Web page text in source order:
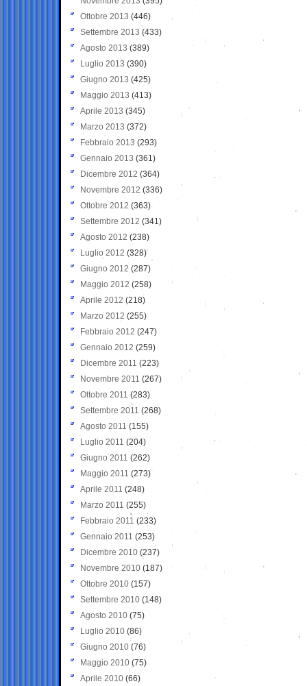
Ottobre 2013 (446)
Settembre 2013 (433)
Agosto 2013 (389)
Luglio 2013 (390)
Giugno 2013 (425)
Maggio 2013 (413)
Aprile 2013 (345)
Marzo 2013 (372)
Febbraio 2013 (293)
Gennaio 2013 (361)
Dicembre 2012 (364)
Novembre 2012 (336)
Ottobre 2012 (363)
Settembre 2012 (341)
Agosto 2012 (238)
Luglio 2012 (328)
Giugno 2012 (287)
Maggio 2012 (258)
Aprile 2012 (218)
Marzo 2012 (255)
Febbraio 2012 (247)
Gennaio 2012 (259)
Dicembre 2011 (223)
Novembre 2011 (267)
Ottobre 2011 (283)
Settembre 2011 (268)
Agosto 2011 (155)
Luglio 2011 (204)
Giugno 2011 (262)
Maggio 2011 (273)
Aprile 2011 (248)
Marzo 2011 (255)
Febbraio 2011 (233)
Gennaio 2011 (253)
Dicembre 2010 (237)
Novembre 2010 (187)
Ottobre 2010 (157)
Settembre 2010 (148)
Agosto 2010 (75)
Luglio 2010 (86)
Giugno 2010 (76)
Maggio 2010 (75)
Aprile 2010 (66)